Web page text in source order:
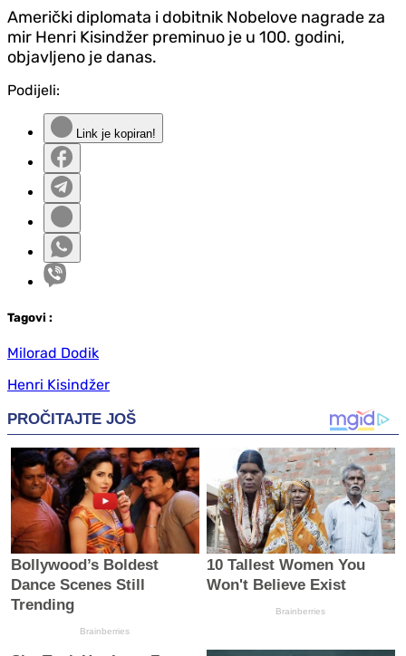
Američki diplomata i dobitnik Nobelove nagrade za
mir Henri Kisindžer preminuo je u 100. godini,
objavljeno je danas.
Podijeli:
Link je kopiran!
Tagovi :
Milorad Dodik
Henri Kisindžer